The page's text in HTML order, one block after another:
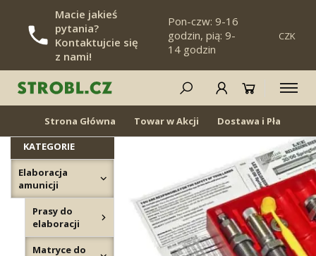
POMIŃ NAWIGACJĘ
Macie jakieś
pytania?
Kontaktujcie się
z nami!
Pon-czw: 9-16
godzin, pią: 9-
14 godzin
CZK
Strona Główna Towar w Akcji Dostawa i Płatność
NOWOŚĆ
Z POWROTEM W
KATEGORIE
Elaboracja
amunicji
Prasy do
elaboracji
Matryce do
Zestawy matryc